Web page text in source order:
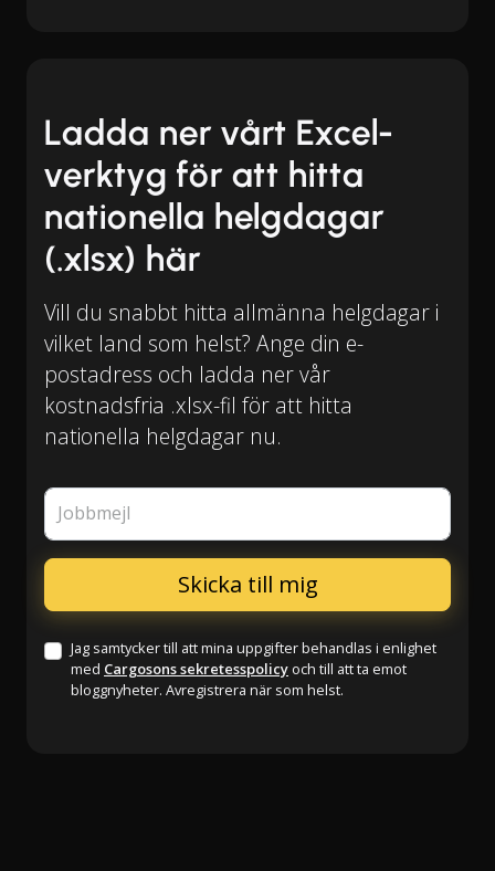
Ladda ner vårt Excel-
verktyg för att hitta
nationella helgdagar
(.xlsx) här
Vill du snabbt hitta allmänna helgdagar i
vilket land som helst? Ange din e-
postadress och ladda ner vår
kostnadsfria .xlsx-fil för att hitta
nationella helgdagar nu.
Jobbmejl
Jag samtycker till att mina uppgifter behandlas i enlighet
med Cargosons sekretesspolicy och till att ta emot
bloggnyheter. Avregistrera när som helst.